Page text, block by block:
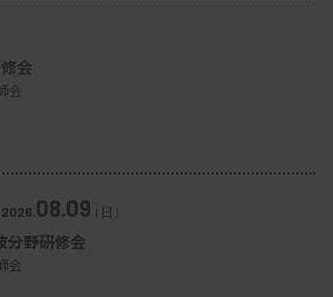
会
会
2026. 08.09 （日）
野研修会
会